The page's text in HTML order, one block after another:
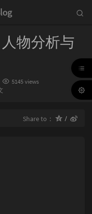
人物分析与
5145 views
：
Share to：